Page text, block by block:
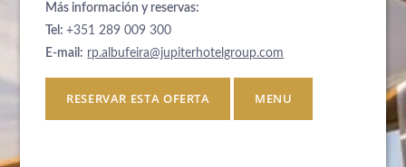
Más información y reservas:
Tel:+351 289 009 300
E-mail: rp.albufeira@jupiterhotelgroup.com
RESERVAR ESTA OFERTA MENU